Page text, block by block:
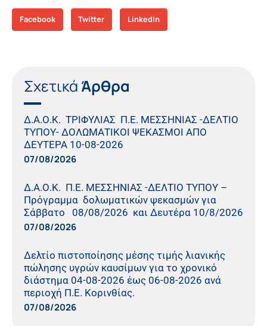
Facebook Twitter LinkedIn
Σχετικά Άρθρα
Δ.Α.Ο.Κ. ΤΡΙΦΥΛΙΑΣ Π.Ε. ΜΕΣΣΗΝΙΑΣ -ΔΕΛΤΙΟ
ΤΥΠΟΥ- ΔΟΛΩΜΑΤΙΚΟΙ ΨΕΚΑΣΜΟΙ ΑΠΟ
ΔΕΥΤΕΡΑ 10-08-2026
07/08/2026
Δ.Α.Ο.Κ. Π.Ε. ΜΕΣΣΗΝΙΑΣ -ΔΕΛΤΙΟ ΤΥΠΟΥ –
Πρόγραμμα δολωματικών ψεκασμών για
Σάββατο 08/08/2026 και Δευτέρα 10/8/2026
07/08/2026
Δελτίο πιστοποίησης μέσης τιμής λιανικής
πώλησης υγρών καυσίμων για το χρονικό
διάστημα 04-08-2026 έως 06-08-2026 ανά
περιοχή Π.Ε. Κορινθίας.
07/08/2026